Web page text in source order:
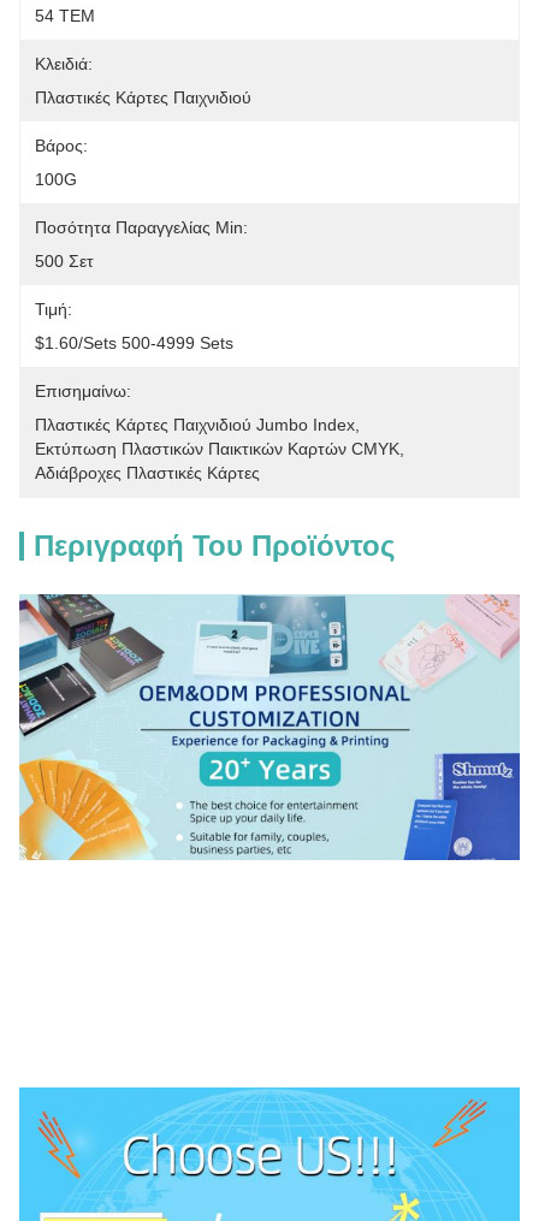
54 ΤΕΜ
Κλειδιά:
Πλαστικές Κάρτες Παιχνιδιού
Βάρος:
100G
Ποσότητα Παραγγελίας Min:
500 Σετ
Τιμή:
$1.60/sets 500-4999 Sets
Επισημαίνω:
Πλαστικές Κάρτες Παιχνιδιού Jumbo Index
Εκτύπωση Πλαστικών Παικτικών Καρτών CMYK
Αδιάβροχες Πλαστικές Κάρτες
Περιγραφή Του Προϊόντος